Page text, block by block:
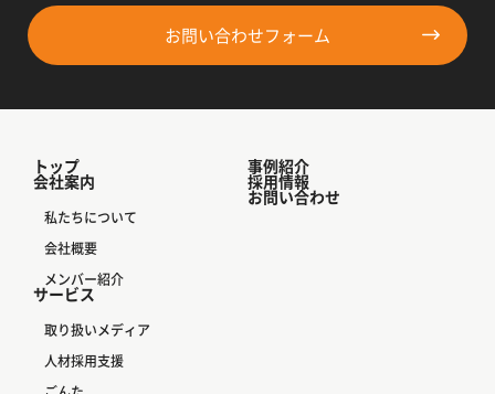
お問い合わせフォーム
トップ
会社案内
私たちについて
会社概要
メンバー紹介
サービス
取り扱いメディア
人材採用支援
事例紹介
採用情報
お問い合わせ